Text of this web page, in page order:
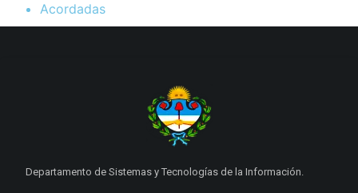
Acordadas
Departamento de Sistemas y Tecnologías de la Información.